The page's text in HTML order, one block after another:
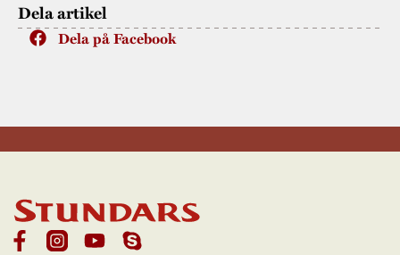
Dela artikel
Dela på Facebook